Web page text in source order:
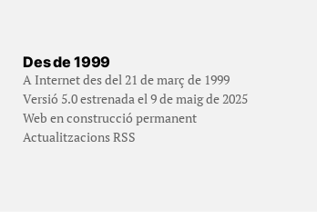
Des de 1999
A Internet des del 21 de març de 1999
Versió 5.0 estrenada el 9 de maig de 2025
Web en construcció permanent
Actualitzacions RSS